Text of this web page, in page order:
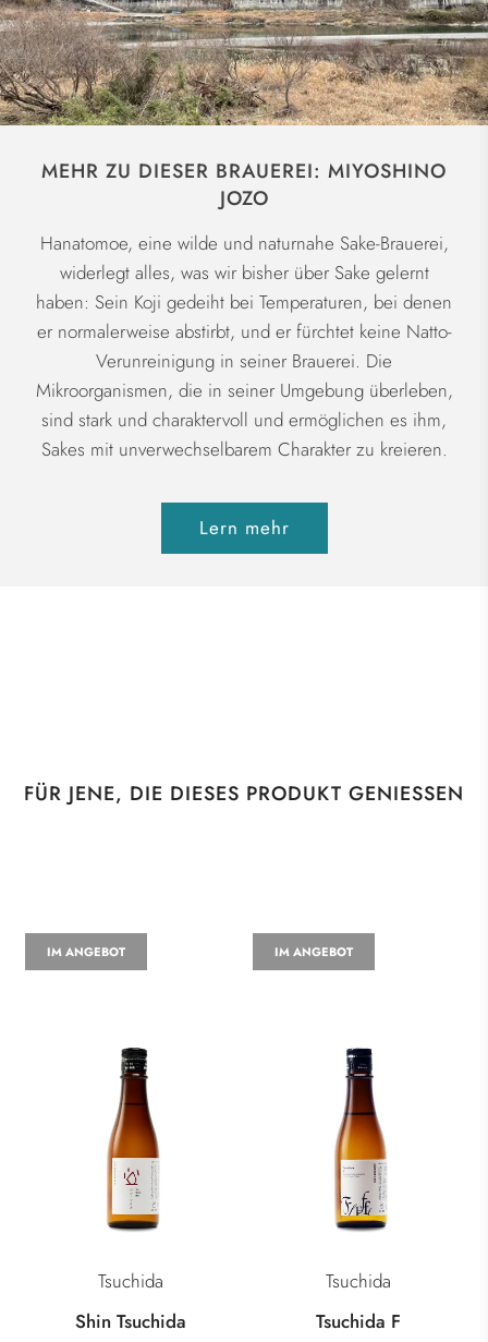
MEHR ZU DIESER BRAUEREI: MIYOSHINO
JOZO
Hanatomoe, eine wilde und naturnahe Sake-Brauerei,
widerlegt alles, was wir bisher über Sake gelernt
haben: Sein Koji gedeiht bei Temperaturen, bei denen
er normalerweise abstirbt, und er fürchtet keine Natto-
Verunreinigung in seiner Brauerei. Die
Mikroorganismen, die in seiner Umgebung überleben,
sind stark und charaktervoll und ermöglichen es ihm,
Sakes mit unverwechselbarem Charakter zu kreieren.
Lern mehr
FÜR JENE, DIE DIESES PRODUKT GENIESSEN
Tsuchida
Shin Tsuchida
IM ANGEBOT
Tsuchida
Tsuchida F
IM ANGEBOT